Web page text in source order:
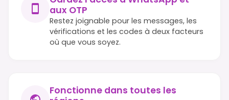
aux OTP
Restez joignable pour les messages, les
vérifications et les codes à deux facteurs
où que vous soyez.
Fonctionne dans toutes les